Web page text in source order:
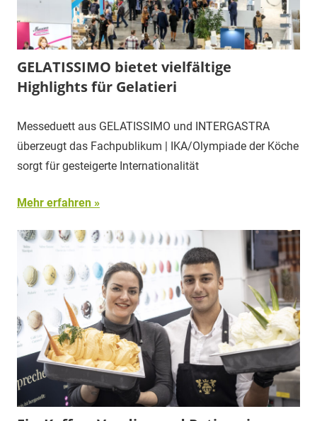
GELATISSIMO bietet vielfältige
Highlights für Gelatieri
Messeduett aus GELATISSIMO und INTERGASTRA
überzeugt das Fachpublikum | IKA/Olympiade der Köche
sorgt für gesteigerte Internationalität
Mehr erfahren